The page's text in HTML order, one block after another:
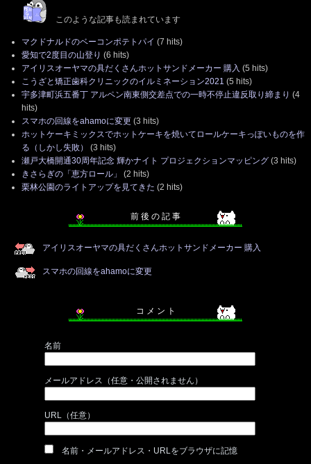
このような記事も読まれています
マクドナルドのベーコンポテトパイ (7 hits)
愛知で2度目の山登り (6 hits)
アイリスオーヤマの具だくさんホットサンドメーカー 購入 (5 hits)
こうざと矯正歯科クリニックのイルミネーション2021 (5 hits)
宇多津町浜五番丁 アルペン南東側交差点での一時不停止違反取り締まり (4
hits)
スマホの回線をahamoに変更 (3 hits)
ホットケーキミックスでホットケーキを焼いてロールケーキっぽいものを作
る（しかし失敗）
(3 hits)
瀬戸大橋開通30周年記念 輝かナイト プロジェクションマッピング (3 hits)
きさらぎの「恵方ロール」
(2 hits)
栗林公園のライトアップを見てきた (2 hits)
前 後 の 記 事
アイリスオーヤマの具だくさんホットサンドメーカー 購入
スマホの回線をahamoに変更
コ メ ン ト
名前
メールアドレス（任意・公開されません）
URL（任意）
名前・メールアドレス・URLをブラウザに記憶